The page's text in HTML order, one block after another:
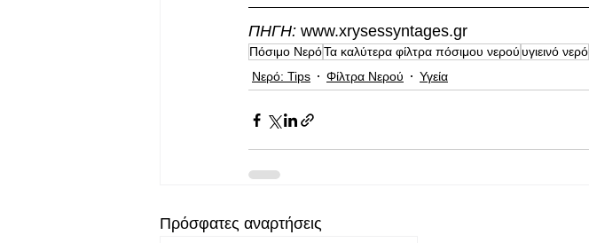
ΠΗΓΗ: www.xrysessyntages.gr
Πόσιμο ΝερόΤα καλύτερα φίλτρα πόσιμου νερούυγιεινό νερό
Νερό: Tips
Φίλτρα Νερού Υγεία
Πρόσφατες αναρτήσεις